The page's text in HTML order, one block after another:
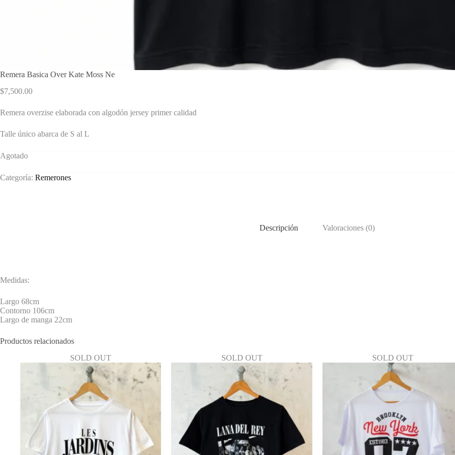
Remera Basica Over Kate Moss Ne
$7,500.00
Remera overzise elaborada con algodón jersey primer calidad
Talle único abarca de S al L
Agotado
Categoría: Remerones
Descripción Valoraciones (0)
Medidas:
Largo 68cm
Contorno 106cm
Largo de manga 22cm
Productos relacionados
SOLD OUT
SOLD OUT SOLD OUT